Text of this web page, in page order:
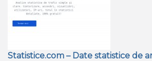
Statistice.com – Date statistice de